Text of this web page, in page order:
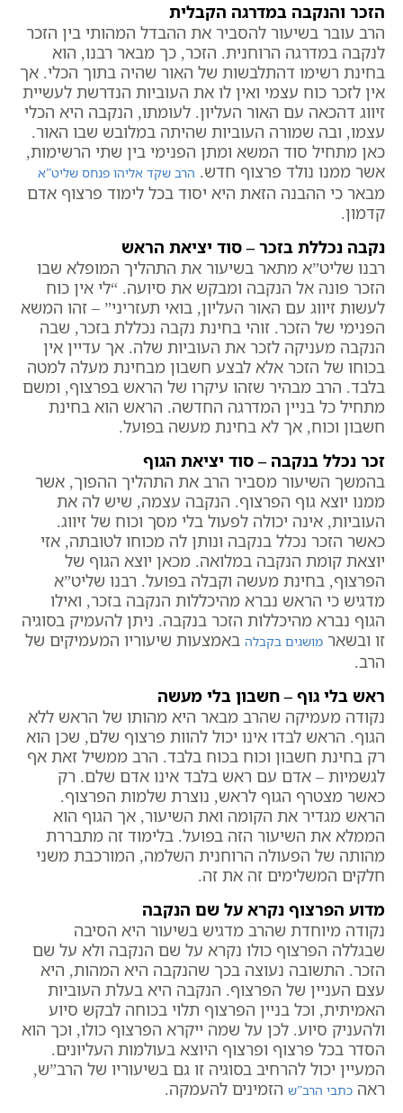
הזכר והנקבה במדרגה הקבלית
הרב עובר בשיעור להסביר את ההבדל המהותי בין הזכר
לנקבה במדרגה הרוחנית. הזכר, כך מבאר רבנו, הוא
בחינת רשימו דהתלבשות של האור שהיה בתוך הכלי. אך
אין לזכר כוח עצמי ואין לו את העוביות הנדרשת לעשיית
זיווג דהכאה עם האור העליון. לעומתו, הנקבה היא הכלי
עצמו, ובה שמורה העוביות שהיתה במלובש שבו האור.
כאן מתחיל סוד המשא ומתן הפנימי בין שתי הרשימות,
אשר ממנו נולד פרצוף חדש. הרב שקד אליהו פנחס שליט”א
מבאר כי ההבנה הזאת היא יסוד בכל לימוד פרצוף אדם
קדמון.
נקבה נכללת בזכר – סוד יציאת הראש
רבנו שליט”א מתאר בשיעור את התהליך המופלא שבו
הזכר פונה אל הנקבה ומבקש את סיועה. “לי אין כוח
לעשות זיווג עם האור העליון, בואי תעזריני” – זהו המשא
הפנימי של הזכר. זוהי בחינת נקבה נכללת בזכר, שבה
הנקבה מעניקה לזכר את העוביות שלה. אך עדיין אין
בכוחו של הזכר אלא לבצע חשבון מבחינת מעלה למטה
בלבד. הרב מבהיר שזהו עיקרו של הראש בפרצוף, ומשם
מתחיל כל בניין המדרגה החדשה. הראש הוא בחינת
חשבון וכוח, אך לא בחינת מעשה בפועל.
זכר נכלל בנקבה – סוד יציאת הגוף
בהמשך השיעור מסביר הרב את התהליך ההפוך, אשר
ממנו יוצא גוף הפרצוף. הנקבה עצמה, שיש לה את
העוביות, אינה יכולה לפעול בלי מסך וכוח של זיווג.
כאשר הזכר נכלל בנקבה ונותן לה מכוחו לטובתה, אזי
יוצאת קומת הנקבה במלואה. מכאן יוצא הגוף של
הפרצוף, בחינת מעשה וקבלה בפועל. רבנו שליט”א
מדגיש כי הראש נברא מהיכללות הנקבה בזכר, ואילו
הגוף נברא מהיכללות הזכר בנקבה. ניתן להעמיק בסוגיה
זו ובשאר מושגים בקבלה באמצעות שיעוריו המעמיקים של
הרב.
ראש בלי גוף – חשבון בלי מעשה
נקודה מעמיקה שהרב מבאר היא מהותו של הראש ללא
הגוף. הראש לבדו אינו יכול להוות פרצוף שלם, שכן הוא
רק בחינת חשבון וכוח בכוח בלבד. הרב ממשיל זאת אף
לגשמיות – אדם עם ראש בלבד אינו אדם שלם. רק
כאשר מצטרף הגוף לראש, נוצרת שלמות הפרצוף.
הראש מגדיר את הקומה ואת השיעור, אך הגוף הוא
הממלא את השיעור הזה בפועל. בלימוד זה מתבררת
מהותה של הפעולה הרוחנית השלמה, המורכבת משני
חלקים המשלימים זה את זה.
מדוע הפרצוף נקרא על שם הנקבה
נקודה מיוחדת שהרב מדגיש בשיעור היא הסיבה
שבגללה הפרצוף כולו נקרא על שם הנקבה ולא על שם
הזכר. התשובה נעוצה בכך שהנקבה היא המהות, היא
עצם העניין של הפרצוף. הנקבה היא בעלת העוביות
האמיתית, וכל בניין הפרצוף תלוי בכוחה לבקש סיוע
ולהעניק סיוע. לכן על שמה ייקרא הפרצוף כולו, וכך הוא
הסדר בכל פרצוף ופרצוף היוצא בעולמות העליונים.
המעיין יכול להרחיב בסוגיה זו גם בשיעוריו של הרב”ש,
ראה כתבי הרב”ש הזמינים להעמקה.